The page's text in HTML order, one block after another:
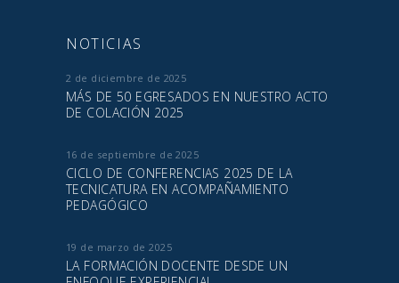
NOTICIAS
2 de diciembre de 2025
MÁS DE 50 EGRESADOS EN NUESTRO ACTO
DE COLACIÓN 2025
16 de septiembre de 2025
CICLO DE CONFERENCIAS 2025 DE LA
TECNICATURA EN ACOMPAÑAMIENTO
PEDAGÓGICO
19 de marzo de 2025
LA FORMACIÓN DOCENTE DESDE UN